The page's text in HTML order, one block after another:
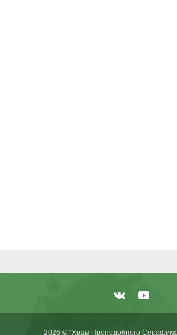
2026 © “Храм Преподобного Серафима